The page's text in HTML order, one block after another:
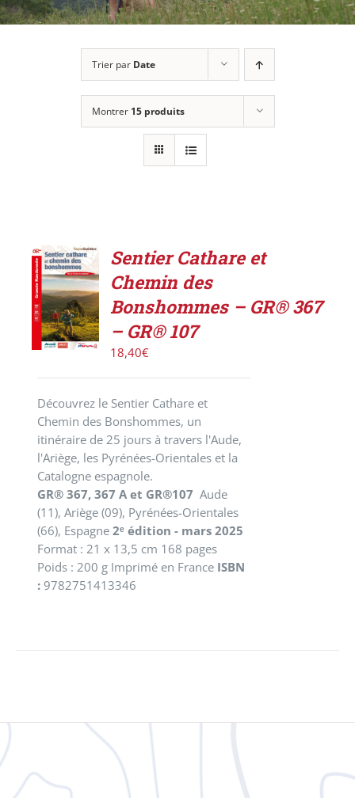
Trier par Date
Montrer 15 produits
ACHETER
LE
PRODUIT
/
DÉTAILS
Sentier Cathare et
Chemin des
Bonshommes – GR® 367
– GR® 107
18,40€
Découvrez le Sentier Cathare et
Chemin des Bonshommes, un
itinéraire de 25 jours à travers l'Aude,
l'Ariège, les Pyrénées-Orientales et la
Catalogne espagnole.
GR® 367, 367 A et GR®107 Aude
(11), Ariège (09), Pyrénées-Orientales
(66), Espagne2ᵉ édition - mars 2025
Format : 21 x 13,5 cm 168 pages
Poids : 200 g Imprimé en France ISBN
: 9782751413346